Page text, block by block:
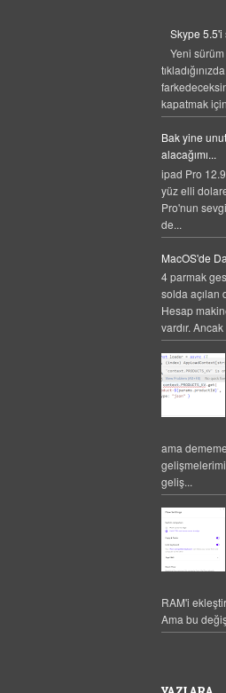
Skype 5.5'i
Yeni
kapatmak
Bak yine
alacağımı...
ipad Pro
yüz elli
Pro'nun
de...
MacOS'de
4 parmak
solda açılan
Hesap
vardır.
ama
geliş...
RAM'i
Ama bu